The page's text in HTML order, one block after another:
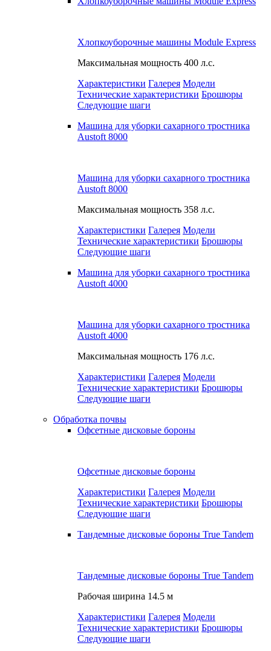
Хлопкоуборочные машины Module Express
Максимальная мощность 400 л.с.
Характеристики Галерея Модели
Технические характеристики Брошюры
Следующие шаги
Машина для уборки сахарного тростника
Austoft 8000
Машина для уборки сахарного тростника
Austoft 8000
Максимальная мощность 358 л.с.
Характеристики Галерея Модели
Технические характеристики Брошюры
Следующие шаги
Машина для уборки сахарного тростника
Austoft 4000
Машина для уборки сахарного тростника
Austoft 4000
Максимальная мощность 176 л.с.
Характеристики Галерея Модели
Технические характеристики Брошюры
Следующие шаги
Обработка почвы
Офсетные дисковые бороны
Офсетные дисковые бороны
Характеристики Галерея Модели
Технические характеристики Брошюры
Следующие шаги
Тандемные дисковые бороны True Tandem
Тандемные дисковые бороны True Tandem
Рабочая ширина 14.5 м
Характеристики Галерея Модели
Технические характеристики Брошюры
Следующие шаги